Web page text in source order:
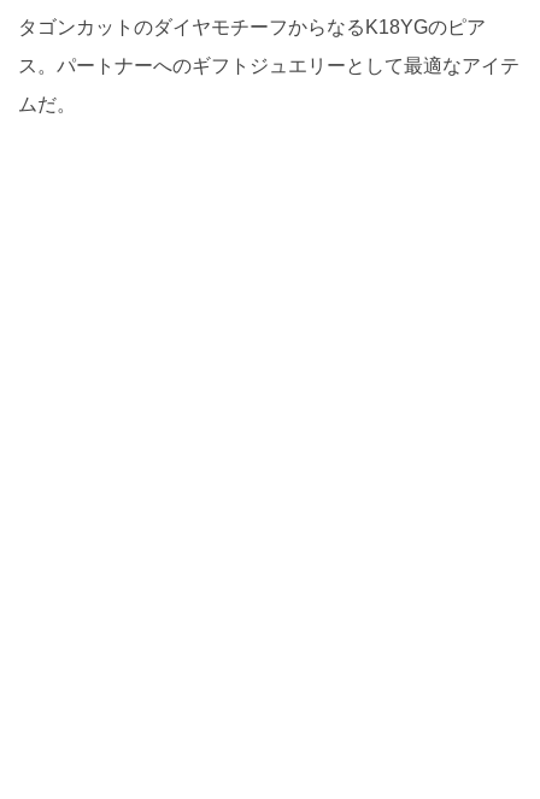
タゴンカットのダイヤモチーフからなるK18YGのピア
ス。パートナーへのギフトジュエリーとして最適なアイテ
ムだ。